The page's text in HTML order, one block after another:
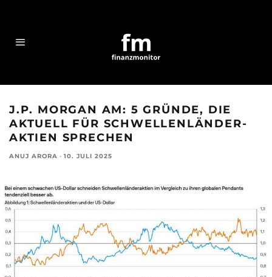
J.P. MORGAN AM: 5 GRÜNDE, DIE
AKTUELL FÜR SCHWELLENLÄNDER-
AKTIEN SPRECHEN
ANUJ ARORA · 10. JULI 2025